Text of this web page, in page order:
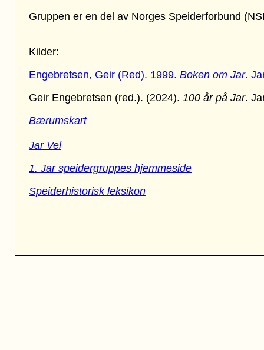
Gruppen er en del av Norges Speiderforbund
Kilder:
Engebretsen, Geir (Red). 1999. Boken om Jar.
Geir Engebretsen (red.). (2024). 100 år på Jar.
Bærumskart
Jar Vel
1. Jar speidergruppes hjemmeside
Speiderhistorisk leksikon